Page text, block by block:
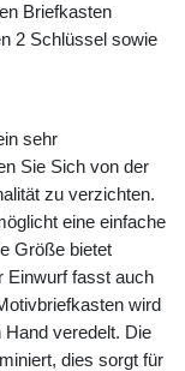
Briefkasten
2 Schlüssel sowie
sehr
Sie Sich von der
zu verzichten.
eine einfache
Größe bietet
Einwurf fasst auch
wird
veredelt. Die
dies sorgt für